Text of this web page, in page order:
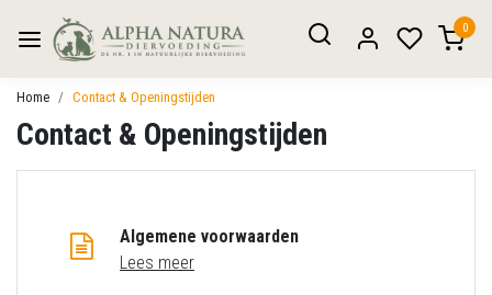
0
Home Contact & Openingstijden
Contact & Openingstijden
Algemene voorwaarden
Lees meer